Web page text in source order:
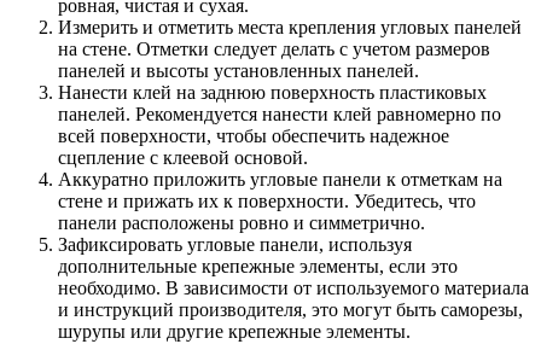
ровная, чистая и сухая.
Измерить и отметить места крепления угловых панелей
на стене. Отметки следует делать с учетом размеров
панелей и высоты установленных панелей.
Нанести клей на заднюю поверхность пластиковых
панелей. Рекомендуется нанести клей равномерно по
всей поверхности, чтобы обеспечить надежное
сцепление с клеевой основой.
Аккуратно приложить угловые панели к отметкам на
стене и прижать их к поверхности. Убедитесь, что
панели расположены ровно и симметрично.
Зафиксировать угловые панели, используя
дополнительные крепежные элементы, если это
необходимо. В зависимости от используемого материала
и инструкций производителя, это могут быть саморезы,
шурупы или другие крепежные элементы.